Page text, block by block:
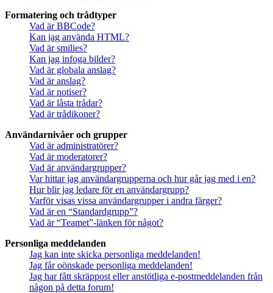
Formatering och trådtyper
Vad är BBCode?
Kan jag använda HTML?
Vad är smilies?
Kan jag infoga bilder?
Vad är globala anslag?
Vad är anslag?
Vad är notiser?
Vad är låsta trådar?
Vad är trådikoner?
Användarnivåer och grupper
Vad är administratörer?
Vad är moderatorer?
Vad är användargrupper?
Var hittar jag användargrupperna och hur går jag med i en?
Hur blir jag ledare för en användargrupp?
Varför visas vissa användargrupper i andra färger?
Vad är en “Standardgrupp”?
Vad är “Teamet”-länken för något?
Personliga meddelanden
Jag kan inte skicka personliga meddelanden!
Jag får oönskade personliga meddelanden!
Jag har fått skräppost eller anstötliga e-postmeddelanden från
någon på detta forum!